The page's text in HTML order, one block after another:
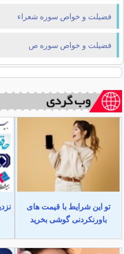
فضیلت و خواص سوره شعراء
فضیلت و خواص سوره ص
تو این شرایط با قیمت های
باورنکردنی گوشی بخرید